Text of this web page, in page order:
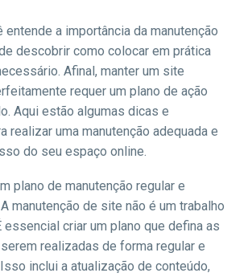
entende a importância da manutenção
descobrir como colocar em prática
Afinal, manter um site
requer um plano de ação
Aqui estão algumas dicas e
realizar uma manutenção adequada e
do seu espaço online.
plano de manutenção regular e
manutenção de site não é um trabalho
essencial criar um plano que defina as
realizadas de forma regular e
inclui a atualização de conteúdo,